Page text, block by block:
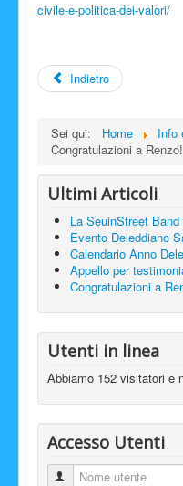
civile-e-politica-dei-valori/
Indietro
Sei qui: Home Info
Congratulazioni a Renzo!
Ultimi Articoli
La SeuinStreet
Evento Deleddiano
Calendario Anno
Appello per
Congratulazioni a
Utenti in linea
Abbiamo 152 visitatori e
Accesso Utenti
Nome utente